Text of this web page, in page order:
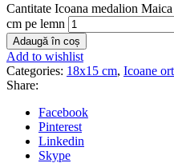
Cantitate Icoana medalion
cm pe lemn
Adaugă în coș
Add to wishlist
Categories: 18x15 cm, Icoane
Share:
Facebook
Pinterest
Linkedin
Skype